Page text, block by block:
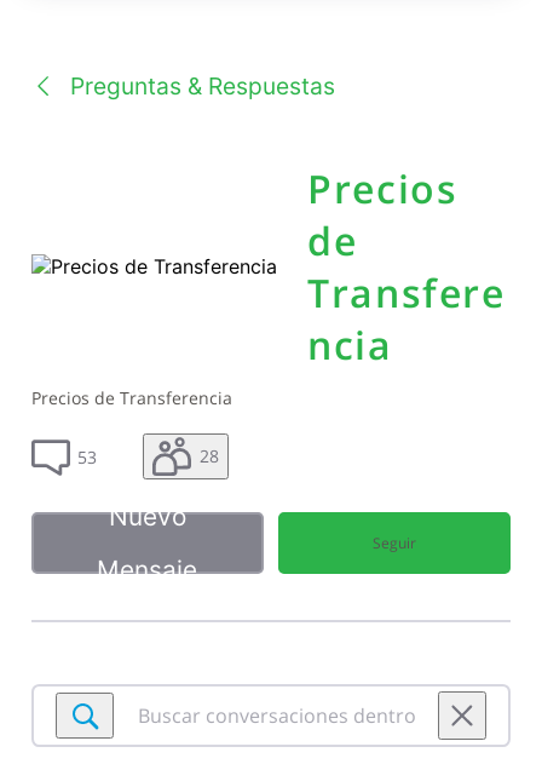
Preguntas & Respuestas
Precios
de
Transfere
ncia
Precios de Transferencia
53 28
Nuevo
Mensaje
Seguir
Buscar
conversaciones